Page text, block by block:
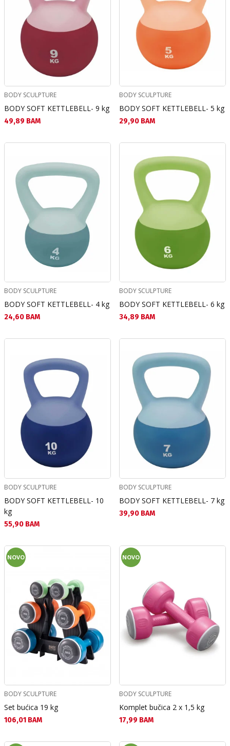
BODY SCULPTURE
BODY SOFT KETTLEBELL- 9 kg
Текуща цена:
49,89 BAM
BODY SCULPTURE
BODY SOFT KETTLEBELL- 5 kg
Текуща цена:
29,90 BAM
BODY SCULPTURE
BODY SOFT KETTLEBELL- 4 kg
Текуща цена:
24,60 BAM
BODY SCULPTURE
BODY SOFT KETTLEBELL- 6 kg
Текуща цена:
34,89 BAM
BODY SCULPTURE
BODY SOFT KETTLEBELL- 10
kg
Текуща цена:
55,90 BAM
BODY SCULPTURE
BODY SOFT KETTLEBELL- 7 kg
Текуща цена:
39,90 BAM
NOVO
BODY SCULPTURE
Set bućica 19 kg
Текуща цена:
106,01 BAM
NOVO
BODY SCULPTURE
Komplet bučica 2 x 1,5 kg
Текуща цена:
17,99 BAM